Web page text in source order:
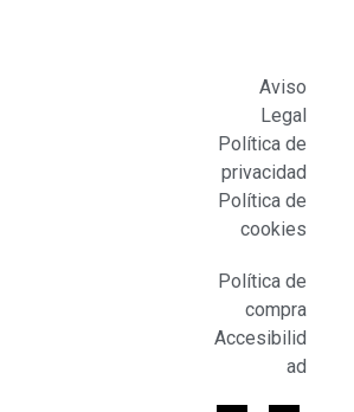
Aviso
Legal
Política de
privacidad
Política de
cookies
Política de
compra
Accesibilid
ad